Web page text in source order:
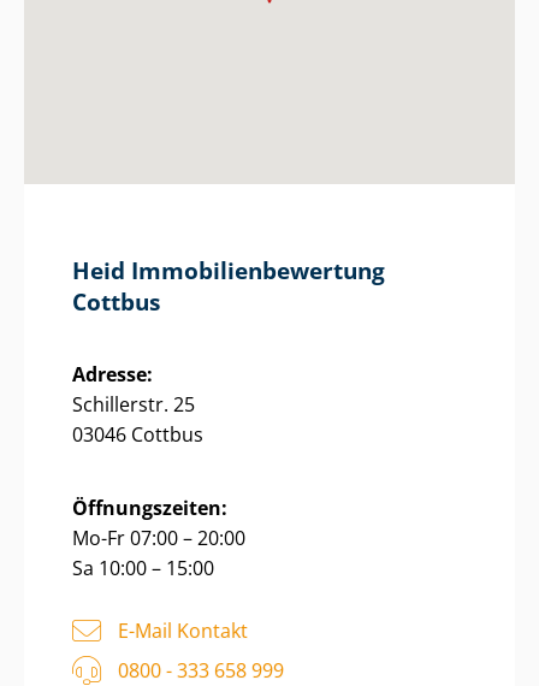
Heid Im­mo­bi­li­en­be­wer­tung
Cottbus
Adresse:
Schillerstr. 25
03046 Cottbus
Öffnungszeiten:
Mo-Fr 07:00 – 20:00
Sa 10:00 – 15:00
E-Mail Kontakt
0800 - 333 658 999